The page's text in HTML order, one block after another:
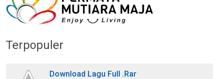
Terpopuler
Download Lagu Full .Rar